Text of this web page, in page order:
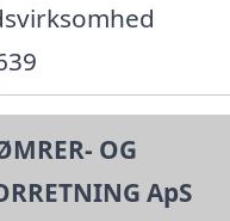
OG
ApS